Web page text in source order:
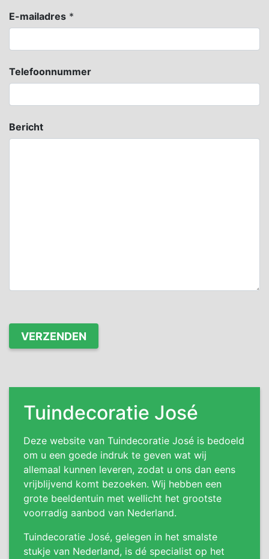
E-mailadres *
Telefoonnummer
Bericht
Tuindecoratie José
Deze website van Tuindecoratie José is bedoeld
om u een goede indruk te geven wat wij
allemaal kunnen leveren, zodat u ons dan eens
vrijblijvend komt bezoeken. Wij hebben een
grote beeldentuin met wellicht het grootste
voorradig aanbod van Nederland.
Tuindecoratie José, gelegen in het smalste
stukje van Nederland, is dé specialist op het